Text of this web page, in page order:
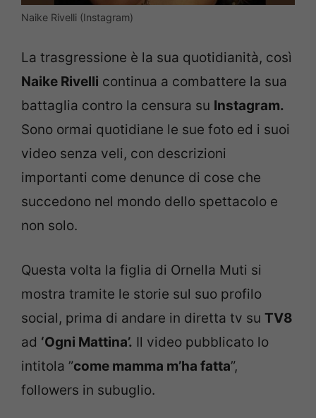
Naike Rivelli (Instagram)
La trasgressione è la sua quotidianità, così
Naike Rivelli continua a combattere la sua
battaglia contro la censura su Instagram.
Sono ormai quotidiane le sue foto ed i suoi
video senza veli, con descrizioni
importanti come denunce di cose che
succedono nel mondo dello spettacolo e
non solo.
Questa volta la figlia di Ornella Muti si
mostra tramite le storie sul suo profilo
social, prima di andare in diretta tv su TV8
ad ‘Ogni Mattina’. Il video pubblicato lo
intitola ”come mamma m’ha fatta”,
followers in subuglio.